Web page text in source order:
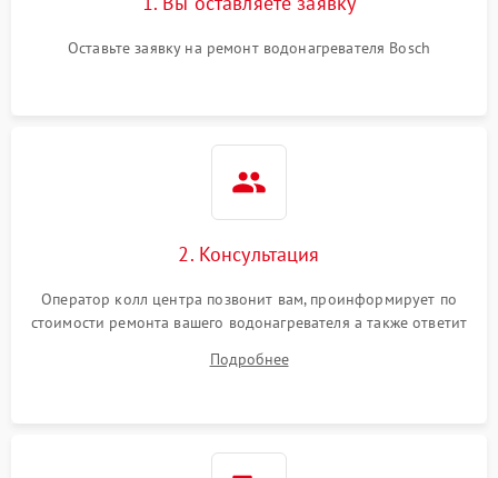
Оставьте заявку на ремонт водонагревателя Bosch
2. Консультация
Оператор колл центра позвонит вам, проинформирует по
стоимости ремонта вашего водонагревателя а также ответит
Подробнее